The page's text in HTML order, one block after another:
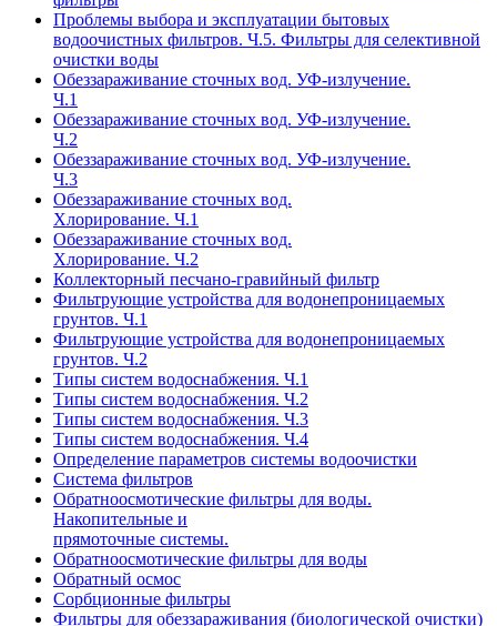
Проблемы выбора и эксплуатации бытовых
водоочистных фильтров. Ч.5. Фильтры для селективной
очистки воды
Обеззараживание сточных вод. УФ-излучение.
Ч.1
Обеззараживание сточных вод. УФ-излучение.
Ч.2
Обеззараживание сточных вод. УФ-излучение.
Ч.3
Обеззараживание сточных вод.
Хлорирование. Ч.1
Обеззараживание сточных вод.
Хлорирование. Ч.2
Коллекторный песчано-гравийный фильтр
Фильтрующие устройства для водонепроницаемых
грунтов. Ч.1
Фильтрующие устройства для водонепроницаемых
грунтов. Ч.2
Типы систем водоснабжения. Ч.1
Типы систем водоснабжения. Ч.2
Типы систем водоснабжения. Ч.3
Типы систем водоснабжения. Ч.4
Определение параметров системы водоочистки
Система фильтров
Обратноосмотические фильтры для воды.
Накопительные и
прямоточные системы.
Обратноосмотические фильтры для воды
Обратный осмос
Сорбционные фильтры
Фильтры для обеззараживания (биологической очистки)